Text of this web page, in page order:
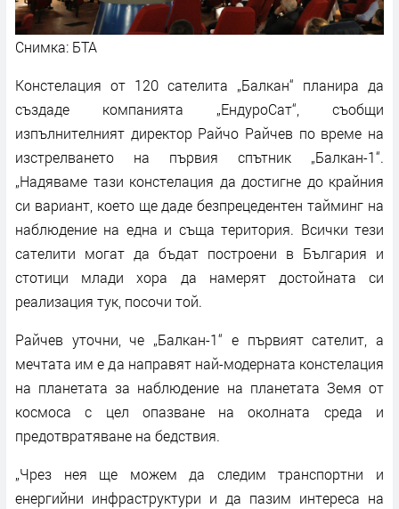
Снимка: БТА
Констелация от 120 сателита „Балкан“ планира да
създаде компанията „ЕндуроСат“, съобщи
изпълнителният директор Райчо Райчев по време на
изстрелването на първия спътник „Балкан-1“.
„Надяваме тази констелация да достигне до крайния
си вариант, което ще даде безпрецедентен тайминг на
наблюдение на една и съща територия. Всички тези
сателити могат да бъдат построени в България и
стотици млади хора да намерят достойната си
реализация тук, посочи той.
Райчев уточни, че „Балкан-1“ е първият сателит, а
мечтата им е да направят най-модерната констелация
на планетата за наблюдение на планетата Земя от
космоса с цел опазване на околната среда и
предотвратяване на бедствия.
„Чрез нея ще можем да следим транспортни и
енергийни инфраструктури и да пазим интереса на